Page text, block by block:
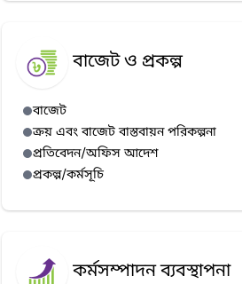
বাজেট ও প্রকল্প
বাজেট
ক্রয় এবং বাজেট বাস্তবায়ন পরিকল্পনা
প্রতিবেদন/অফিস আদেশ
প্রকল্প/কর্মসূচি
কর্মসম্পাদন ব্যবস্থাপনা